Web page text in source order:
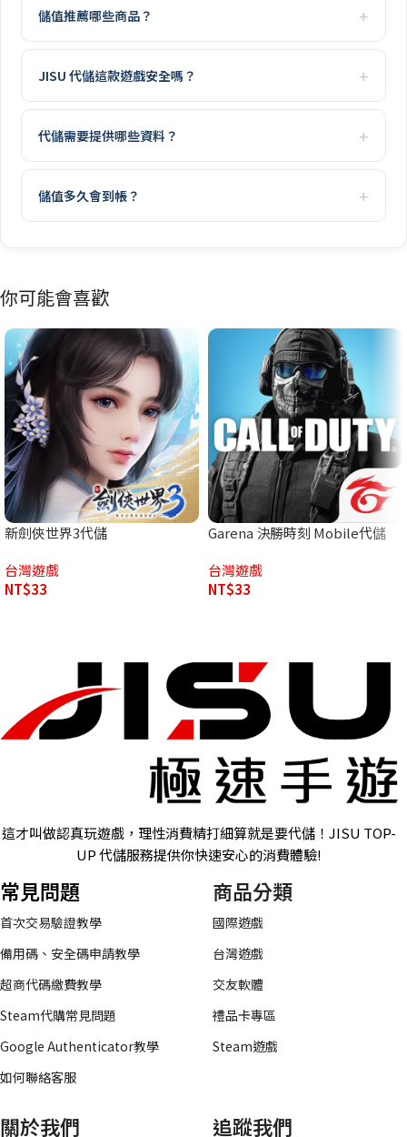
儲值推薦哪些商品？
JISU 代儲這款遊戲安全嗎？
代儲需要提供哪些資料？
儲值多久會到帳？
你可能會喜歡
新劍俠世界3代儲
台灣遊戲
NT$33
Garena 決勝時刻 Mobile代儲
台灣遊戲
NT$33
這才叫做認真玩遊戲，理性消費精打細算就是要代儲！JISU TOP-
UP 代儲服務提供你快速安心的消費體驗!
常見問題
首次交易驗證教學
備用碼、安全碼申請教學
超商代碼繳費教學
Steam代購常見問題
Google Authenticator教學
如何聯絡客服
商品分類
國際遊戲
台灣遊戲
交友軟體
禮品卡專區
Steam遊戲
關於我們 追蹤我們